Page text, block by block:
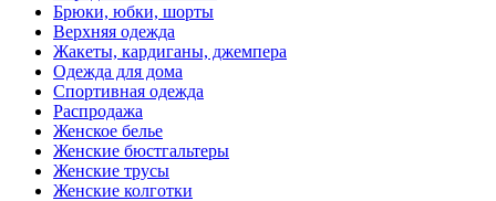
Брюки, юбки, шорты
Верхняя одежда
Жакеты, кардиганы, джемпера
Одежда для дома
Спортивная одежда
Распродажа
Женское белье
Женские бюстгальтеры
Женские трусы
Женские колготки